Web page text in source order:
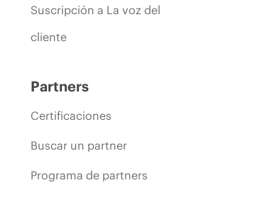
Suscripción a La voz del
cliente
Partners
Certificaciones
Buscar un partner
Programa de partners